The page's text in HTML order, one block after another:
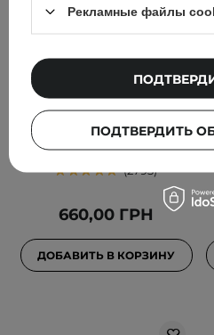
БЕСТСЕЛЛЕР
The Ordinary - Natural
Moisturizing Factors + HA
- Увлажняющий крем с
гиалуроновой кислотой
- 100ml
2793
660,00 ГРН
ДОБАВИТЬ В КОРЗИНУ
Рекламные файлы
ПОДТВЕРДИТЬ